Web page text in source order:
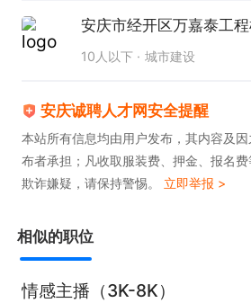
安庆市经开区万嘉泰工
10人以下 城市建设
安庆诚聘人才网安全提醒
本站所有信息均由用户发布，其内容及
布者承担；凡收取服装费、押金、报名
欺诈嫌疑，请保持警惕。 立即举报 >
相似的职位
情感主播（3K-8K）